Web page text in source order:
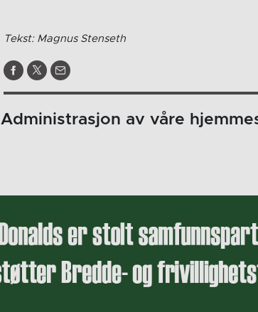
Tekst: Magnus Stenseth
Administrasjon av våre